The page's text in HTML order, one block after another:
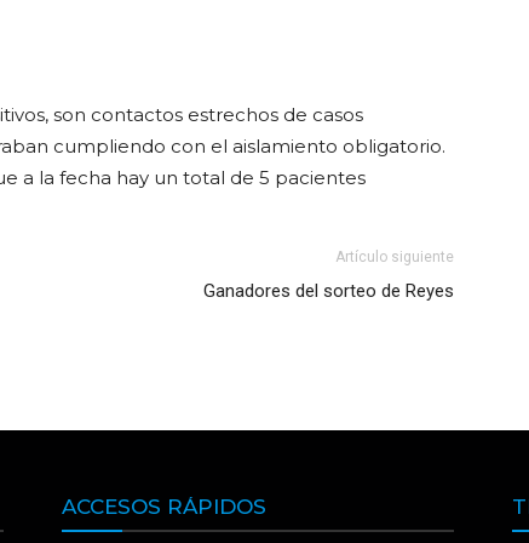
son contactos estrechos de casos
cumpliendo con el aislamiento obligatorio.
a la fecha hay un total de 5 pacientes
Artículo siguiente
Ganadores del sorteo de Reyes
ACCESOS RÁPIDOS